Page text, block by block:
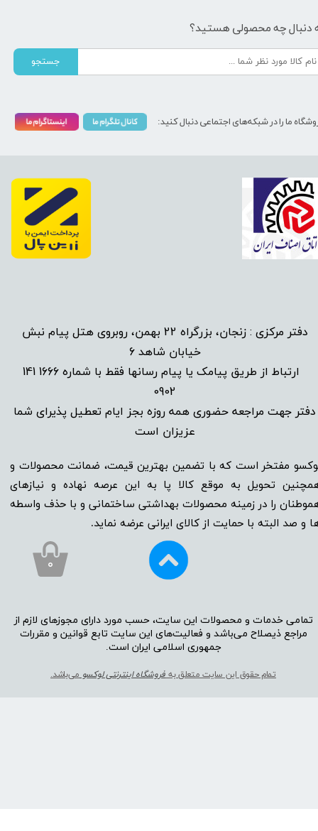
دفتر مرکزی : زنجان، بزرگراه 22 بهمن، روبروی هتل پیام نبش
خیابان شاهد 6
ارتباط از طریق پیامک یا پیام رسانها فقط با شماره
1666 141
0902
دفتر جهت مراجعه حضوری همه روزه بجز ایام تعطیل پذیرای شما
عزیزان است​​​​​​​
مفتخر است که با تضمین بهترین قیمت، ضمانت محصولات و
تحویل به موقع کالا پا به این عرصه نهاده و نیاز‌‌‌‌‌‌‌‌های
را در زمینه‌‌‌ محصولات بهداشتی ساختمانی و با حذف واسطه
و صد البته با حمایت از کالای ایرانی عرضه نماید.
تمامی خدمات و محصولات این سایت، حسب مورد دارای مجوز‌‌‌‌های لازم از
مراجع ذیصلاح می‌باشد و فعالیت‌‌‌‌های این سایت تابع قوانین و مقررات
جمهوری اسلامی ایران است.​​​​​​​
تمام حقوق این سایت متعلق بهفروشگاه اینترنتی لوکسومی‌باشد.
دنبال چه محصولی هستید؟
جستجو
ما را در شبکه‌های اجتماعی دنبال کنید:
۰